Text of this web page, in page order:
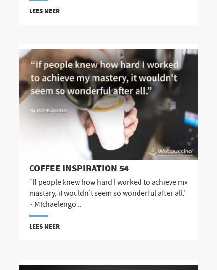
LEES MEER
COFFEE INSPIRATION 54
“If people knew how hard I worked to achieve my
mastery, it wouldn’t seem so wonderful after all.”
~ Michaelengo...
LEES MEER